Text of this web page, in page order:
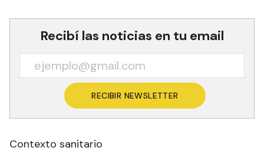
Recibí las noticias en tu email
RECIBIR NEWSLETTER
Contexto sanitario